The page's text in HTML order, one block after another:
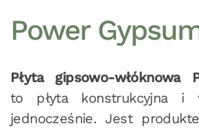
Power
Płyta gipsowo-włóknowa
to płyta konstrukcyjna i
jednocześnie. Jest